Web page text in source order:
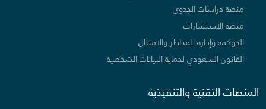
منصة دراسات الجدوى
منصة الاستشارات
الحوكمة وإدارة المخاطر والامتثال
القانون السعودي لحماية البيانات الشخصية
المنصات التقنية والتنفيذية